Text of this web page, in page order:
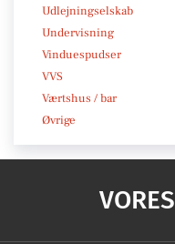
Udlejningselskab
Undervisning
Vinduespudser
VVS
Værtshus / bar
Øvrige
VORES